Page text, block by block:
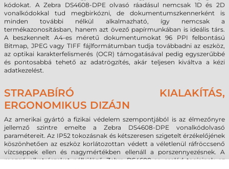
kódokat. A Zebra DS4608-DPE olvasó ráadásul nemcsak 1D és 2D
vonalkódokkal tud megbirkózni, de dokumentumszkennerként is
minden további nélkül alkalmazható, így nemcsak a
termékazonosításban, hanem azt övező papírmunkában is ideális társ.
A beszkennelt A4-es méretű dokumentumokat 96 PPI felbontású
Bitmap, JPEG vagy TIFF fájlformátumban tudja továbbadni az eszköz,
az optikai karakterfelismerés (OCR) támogatásával pedig egyszerűbbé
és pontosabbá tehető az adatrögzítés, akár teljesen kiváltva a kézi
adatkezelést.
STRAPABÍRÓ KIALAKÍTÁS,
ERGONOMIKUS DIZÁJN
Az amerikai gyártó a fizikai védelem szempontjából is az élmezőnyre
jellemző szintre emelte a Zebra DS4608-DPE vonalkódolvasó
paramétereit. Az IP52 tokozásnak és kétszeresen szigetelt érzékelőjének
köszönhetően az eszköz korlátozottan védett a véletlenül ráfröccsenő
vízcseppek ellen és nagymértékben ellenáll a porszennyezésnek. A
mozgó alkatrészeket nélkülöző Zebra DS4600-as család tagjainak az